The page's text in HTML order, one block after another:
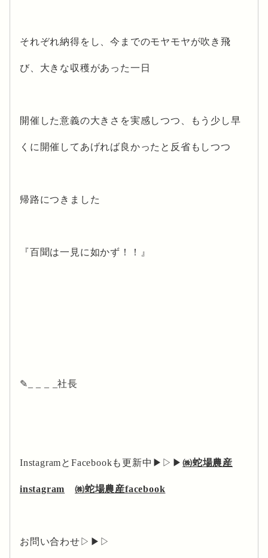
それぞれ納得をし、今までのモヤモヤが吹き飛
び、大きな収穫があった一日
開催した意義の大きさを実感しつつ、もう少し早
くに開催してあげれば良かったと反省もしつつ
帰路につきました
『百聞は一見に如かず！！』
✎_ _ _ _社長
InstagramとFacebookも更新中▶▷▶ ㈱蛇場農産
instagram ㈱蛇場農産facebook
お問い合わせ▷▶▷